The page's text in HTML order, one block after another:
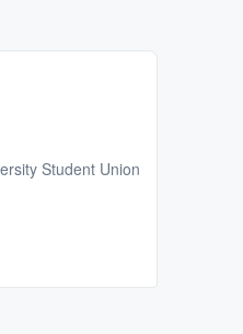
Student Union